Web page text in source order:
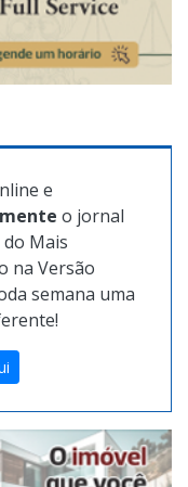
e
o jornal
Mais
na Versão
semana uma